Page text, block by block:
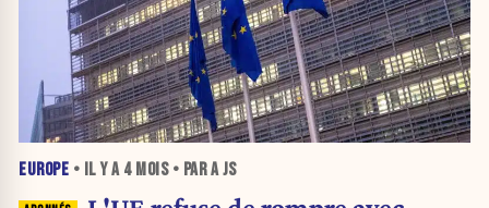
EUROPE • IL Y A 4 MOIS• PAR A JS